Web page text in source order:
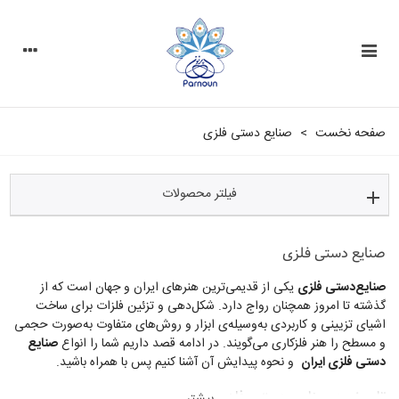
صفحه نخست > صنایع دستی فلزی
فیلتر محصولات
صنایع دستی فلزی
صنایع‌دستی فلزی یکی از قدیمی‌ترین هنرهای ایران و جهان است که از
گذشته تا امروز همچنان رواج دارد. شکل‌دهی و تزئین فلزات برای ساخت
اشیای تزیینی و کاربردی به‌وسیله‌ی ابزار و روش‌های متفاوت به‌صورت حجمی
و مسطح را هنر فلزکاری می‌‌گویند. در ادامه قصد داریم شما را انواعصنایع
دستی فلزی ایران و نحوه پیدایش آن آشنا کنیم پس با همراه باشید.